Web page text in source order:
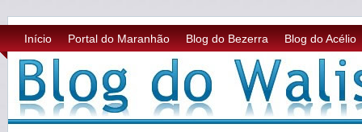
Início Portal do Maranhão Blog do Bezerra Blog do Acélio